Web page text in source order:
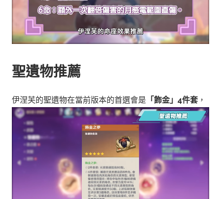
聖遺物推薦
伊涅芙的聖遺物在當前版本的首選會是 「飾金」4件套 ，